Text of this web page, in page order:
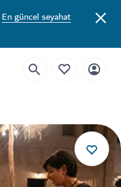
En güncel seyahat